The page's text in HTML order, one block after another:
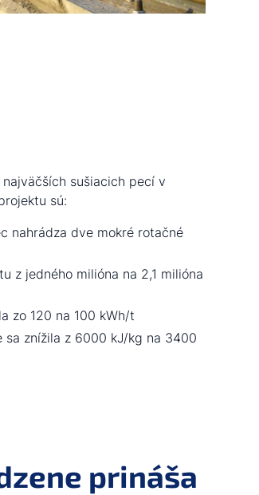
sušiacich pecí v
sú:
nahrádza dve mokré rotačné
z jedného milióna na 2,1 milióna
zo 120 na 100 kWh/t
sa znížila z 6000 kJ/kg na 3400
prináša